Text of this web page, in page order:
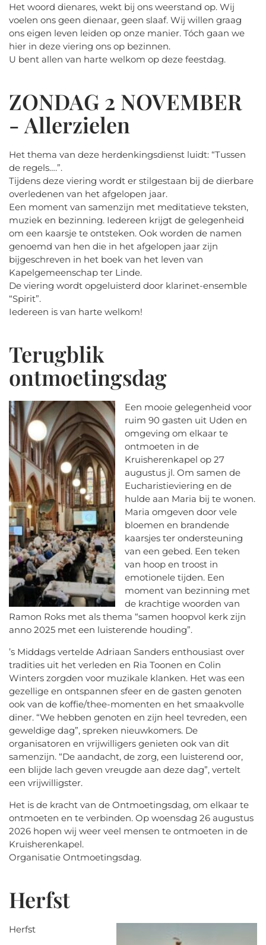
Het woord dienares, wekt bij ons weerstand op. Wij
voelen ons geen dienaar, geen slaaf. Wij willen graag
ons eigen leven leiden op onze manier. Tóch gaan we
hier in deze viering ons op bezinnen.
U bent allen van harte welkom op deze feestdag.
ZONDAG 2 NOVEMBER
- Allerzielen
Het thema van deze herdenkingsdienst luidt: “Tussen
de regels….”.
Tijdens deze viering wordt er stilgestaan bij de dierbare
overledenen van het afgelopen jaar.
Een moment van samenzijn met meditatieve teksten,
muziek en bezinning. Iedereen krijgt de gelegenheid
om een kaarsje te ontsteken. Ook worden de namen
genoemd van hen die in het afgelopen jaar zijn
bijgeschreven in het boek van het leven van
Kapelgemeenschap ter Linde.
De viering wordt opgeluisterd door klarinet-ensemble
“Spirit”.
Iedereen is van harte welkom!
Terugblik
ontmoetingsdag
Een mooie gelegenheid voor
ruim 90 gasten uit Uden en
omgeving om elkaar te
ontmoeten in de
Kruisherenkapel op 27
augustus jl. Om samen de
Eucharistieviering en de
hulde aan Maria bij te wonen.
Maria omgeven door vele
bloemen en brandende
kaarsjes ter ondersteuning
van een gebed. Een teken
van hoop en troost in
emotionele tijden. Een
moment van bezinning met
de krachtige woorden van
Ramon Roks met als thema “samen hoopvol kerk zijn
anno 2025 met een luisterende houding”.
’s Middags vertelde Adriaan Sanders enthousiast over
tradities uit het verleden en Ria Toonen en Colin
Winters zorgden voor muzikale klanken. Het was een
gezellige en ontspannen sfeer en de gasten genoten
ook van de koffie/thee-momenten en het smaakvolle
diner. “We hebben genoten en zijn heel tevreden, een
geweldige dag”, spreken nieuwkomers. De
organisatoren en vrijwilligers genieten ook van dit
samenzijn. “De aandacht, de zorg, een luisterend oor,
een blijde lach geven vreugde aan deze dag”, vertelt
een vrijwilligster.
Het is de kracht van de Ontmoetingsdag, om elkaar te
ontmoeten en te verbinden. Op woensdag 26 augustus
2026 hopen wij weer veel mensen te ontmoeten in de
Kruisherenkapel.
Organisatie Ontmoetingsdag.
Herfst
Herfst